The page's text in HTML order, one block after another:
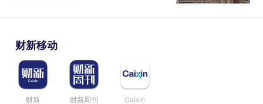
财新移动
财新 财新周刊 Caixin